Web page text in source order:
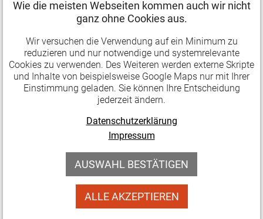
Preiskategorien mit Prämien bis zu 50.000 Euro.
Insgesamt stehen 2,4 Millionen Euro für Preisgelder
zur Verfügung.
Beste Livemusikprogramme: bis zu 50.000 Euro
pro Auszeichnung
Beste Livemusikspielstätten: bis zu 35.000 Euro
Beste kleine Spielstätten und Konzertreihen: bis
zu 10.000 Euro pro Auszeichnung
Außerdem werden Sonderpreise für Awareness,
Innovation oder Nachhaltigkeit mit bis zu 5.000 Euro
pro Auszeichnung verliehen.
Wie die meisten Webseiten kommen auch wir nicht
ganz ohne Cookies aus.
Wir versuchen die Verwendung auf ein Minimum zu
reduzieren und nur notwendige und systemrelevante
Cookies zu verwenden. Des Weiteren werden externe Skripte
und Inhalte von beispielsweise Google Maps nur mit Ihrer
Einstimmung geladen. Sie können Ihre Entscheidung
jederzeit ändern.
Datenschutzerklärung
Impressum
AUSWAHL BESTÄTIGEN
ALLE AKZEPTIEREN